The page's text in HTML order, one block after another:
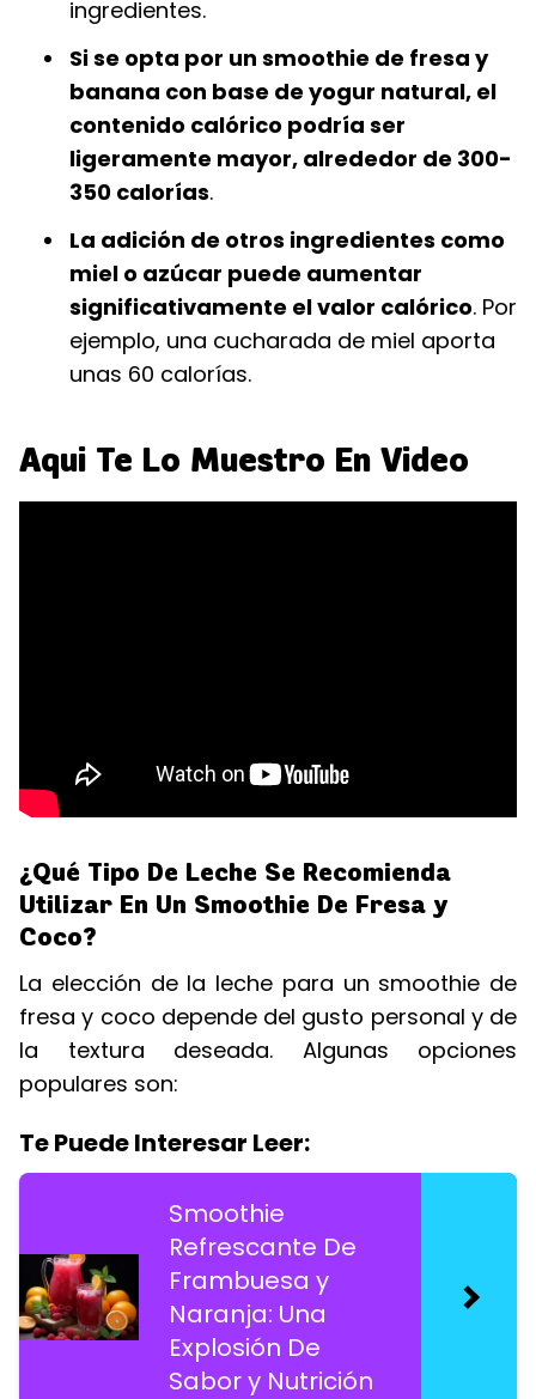
ingredientes.
Si se opta por un smoothie de fresa y
banana con base de yogur natural, el
contenido calórico podría ser
ligeramente mayor, alrededor de 300-
350 calorías.
La adición de otros ingredientes como
miel o azúcar puede aumentar
significativamente el valor calórico. Por
ejemplo, una cucharada de miel aporta
unas 60 calorías.
Aqui Te Lo Muestro En Video
¿Qué Tipo De Leche Se Recomienda
Utilizar En Un Smoothie De Fresa y
Coco?
La elección de la leche para un smoothie de
fresa y coco depende del gusto personal y de
la textura deseada. Algunas opciones
populares son:
Te Puede Interesar Leer:
Smoothie
Refrescante De
Frambuesa y
Naranja: Una
Explosión De
Sabor y Nutrición